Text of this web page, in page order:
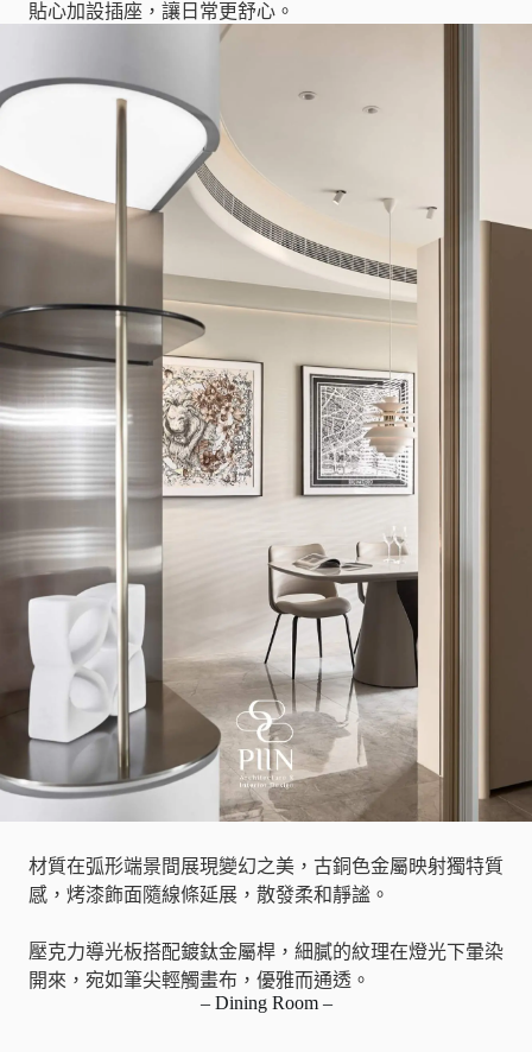
貼心加設插座，讓日常更舒心。
材質在弧形端景間展現變幻之美，古銅色金屬映射獨特質
感，烤漆飾面隨線條延展，散發柔和靜謐。
壓克力導光板搭配鍍鈦金屬桿，細膩的紋理在燈光下暈染
開來，宛如筆尖輕觸畫布，優雅而通透。
– Dining Room –